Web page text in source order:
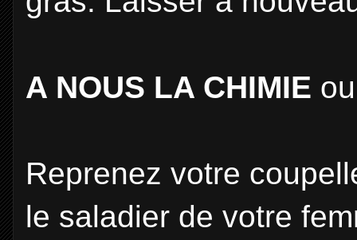
A NOUS LA CHIMIE
Reprenez votre
le saladier de votre